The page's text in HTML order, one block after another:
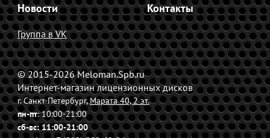
Новости
Группа в VK
Контакты
© 2015-2026 Meloman.Spb.ru
Интернет-магазин лицензионных дисков
г. Санкт-Петербург,Марата 40, 2 эт.
пн-пт: 10:00-21:00
сб-вс: 11:00-21:00